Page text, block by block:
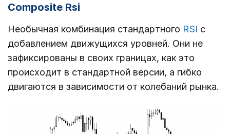
Composite Rsi
Необычная комбинация стандартного RSI с
добавлением движущихся уровней. Они не
зафиксированы в своих границах, как это
происходит в стандартной версии, а гибко
двигаются в зависимости от колебаний рынка.